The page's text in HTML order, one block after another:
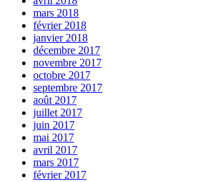
mars 2018
février 2018
janvier 2018
décembre 2017
novembre 2017
octobre 2017
septembre 2017
août 2017
juillet 2017
juin 2017
mai 2017
avril 2017
mars 2017
février 2017